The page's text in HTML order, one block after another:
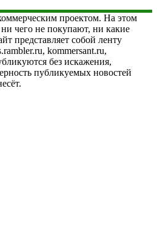
проектом. На этом
чего не покупают, ни какие
представляет собой ленту
kommersant.ru,
без искажения,
публикуемых новостей